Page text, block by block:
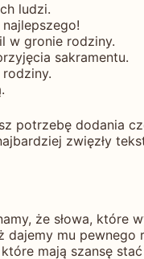
ludzi.
w gronie rodziny.
sakramentu.
potrzebę dodania
zwięzły
że słowa, które
mu pewnego
które mają szansę